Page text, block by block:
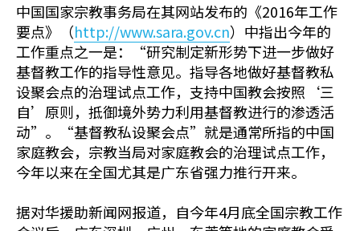
中国国家宗教事务局在其网站发布的《2016年工作
要点》（http://www.sara.gov.cn）中指出今年的
工作重点之一是：“研究制定新形势下进一步做好
基督教工作的指导性意见。指导各地做好基督教私
设聚会点的治理试点工作，支持中国教会按照‘三
自’原则，抵御境外势力利用基督教进行的渗透活
动”。“基督教私设聚会点”就是通常所指的中国
家庭教会，宗教当局对家庭教会的治理试点工作，
今年以来在全国尤其是广东省强力推行开来。
据对华援助新闻网报道，自今年4月底全国宗教工作